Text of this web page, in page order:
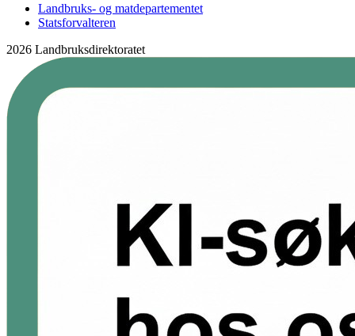
Landbruks- og matdepartementet
Statsforvalteren
2026 Landbruksdirektoratet